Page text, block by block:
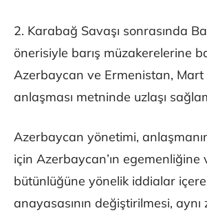
2. Karabağ Savaşı sonrasında
önerisiyle barış müzakerelerine
Azerbaycan ve Ermenistan, Mart
anlaşması metninde uzlaşı
Azerbaycan yönetimi,
için Azerbaycan’ın egemenliğine
bütünlüğüne yönelik iddialar
anayasasının değiştirilmesi,